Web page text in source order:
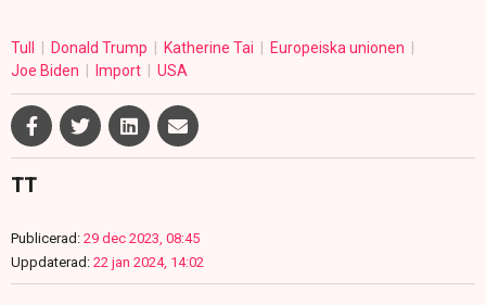
Tull Donald Trump Katherine Tai
Europeiska unionen
Joe Biden
Import USA
TT
Publicerad: 29 dec 2023, 08:45
Uppdaterad: 22 jan 2024, 14:02